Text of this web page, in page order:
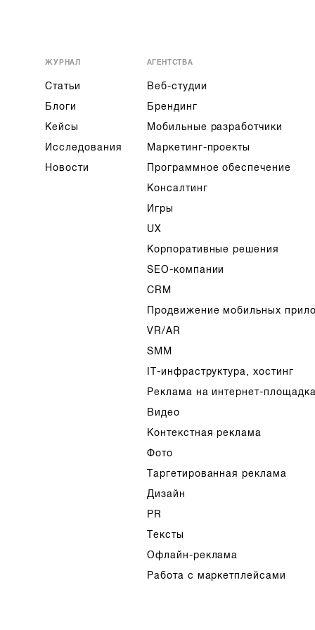
ЖУРНАЛ
Статьи
Блоги
Кейсы
Исследования
Новости
АГЕНТСТВА
Веб-студии
Брендинг
Мобильные разработчики
Маркетинг-проекты
Программное обеспечение
Консалтинг
Игры
UX
Корпоративные решения
SEO-компании
CRM
Продвижение мобильных
VR/AR
SMM
IT-инфраструктура, хостинг
Реклама на интернет-
Видео
Контекстная реклама
Фото
Таргетированная реклама
Дизайн
PR
Тексты
Офлайн-реклама
Работа с маркетплейсами